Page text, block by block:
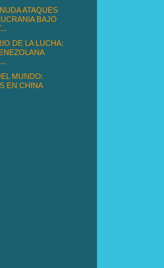
ATAQUES
BAJO
DE LA LUCHA:
MUNDO:
EN CHINA